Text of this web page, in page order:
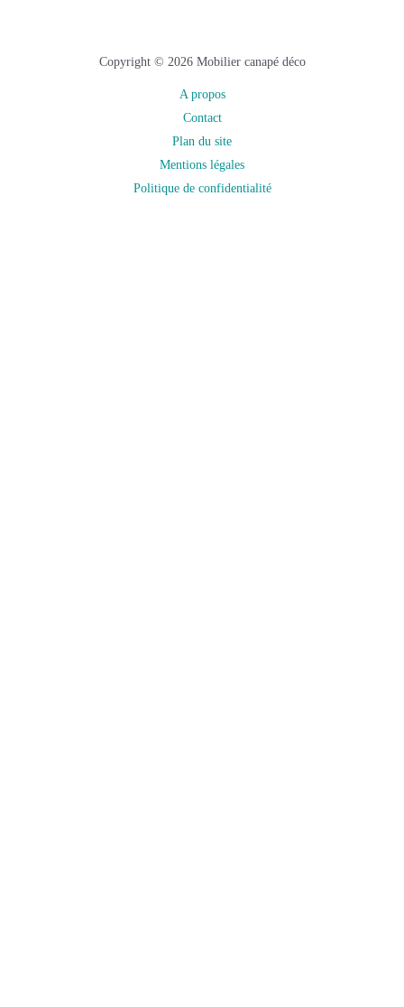
Copyright © 2026 Mobilier canapé déco
A propos
Contact
Plan du site
Mentions légales
Politique de confidentialité